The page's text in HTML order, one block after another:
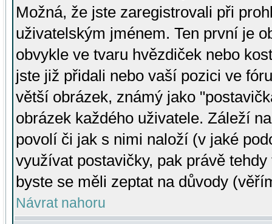
Možná, že jste zaregistrovali při
uživatelským jménem. Ten první je
obvykle ve tvaru hvězdiček nebo
jste již přidali nebo vaší pozici ve
větší obrázek, známý jako
obrázek každého uživatele. Záleží
povolí či jak s nimi naloží (v jaké
využívat postavičky, pak právě
byste se měli zeptat na důvody
Návrat nahoru